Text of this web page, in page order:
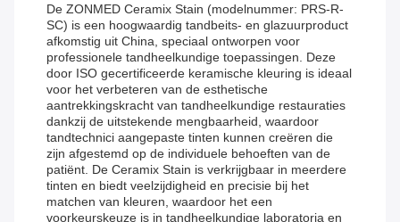
De ZONMED Ceramix Stain (modelnummer: PRS-R-
SC) is een hoogwaardig tandbeits- en glazuurproduct
afkomstig uit China, speciaal ontworpen voor
professionele tandheelkundige toepassingen. Deze
door ISO gecertificeerde keramische kleuring is ideaal
voor het verbeteren van de esthetische
aantrekkingskracht van tandheelkundige restauraties
dankzij de uitstekende mengbaarheid, waardoor
tandtechnici aangepaste tinten kunnen creëren die
zijn afgestemd op de individuele behoeften van de
patiënt. De Ceramix Stain is verkrijgbaar in meerdere
tinten en biedt veelzijdigheid en precisie bij het
matchen van kleuren, waardoor het een
voorkeurskeuze is in tandheelkundige laboratoria en